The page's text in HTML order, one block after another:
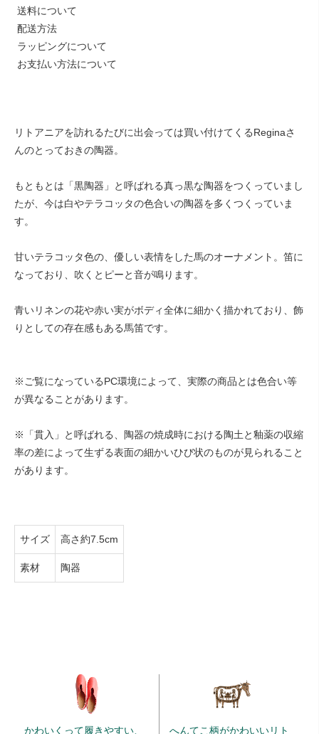
送料について
配送方法
ラッピングについて
お支払い方法について
リトアニアを訪れるたびに出会っては買い付けてくるReginaさ
んのとっておきの陶器。
もともとは「黒陶器」と呼ばれる真っ黒な陶器をつくっていまし
たが、今は白やテラコッタの色合いの陶器を多くつくっていま
す。
甘いテラコッタ色の、優しい表情をした馬のオーナメント。笛に
なっており、吹くとピーと音が鳴ります。
青いリネンの花や赤い実がボディ全体に細かく描かれており、飾
りとしての存在感もある馬笛です。
※ご覧になっているPC環境によって、実際の商品とは色合い等
が異なることがあります。
※「貫入」と呼ばれる、陶器の焼成時における陶土と釉薬の収縮
率の差によって生ずる表面の細かいひび状のものが見られること
があります。
サイズ 高さ約7.5cm
素材 陶器
かわいくって履きやすい、 へんてこ柄がかわいいリト